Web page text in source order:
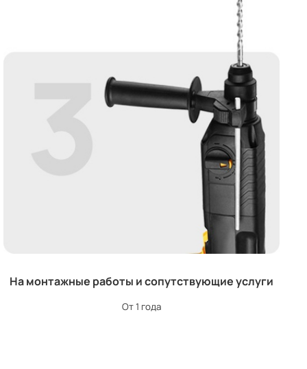
На монтажные работы и сопутствующие услуги
От 1 года